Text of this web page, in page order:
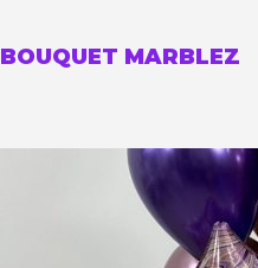
BOUQUET MARBLEZ